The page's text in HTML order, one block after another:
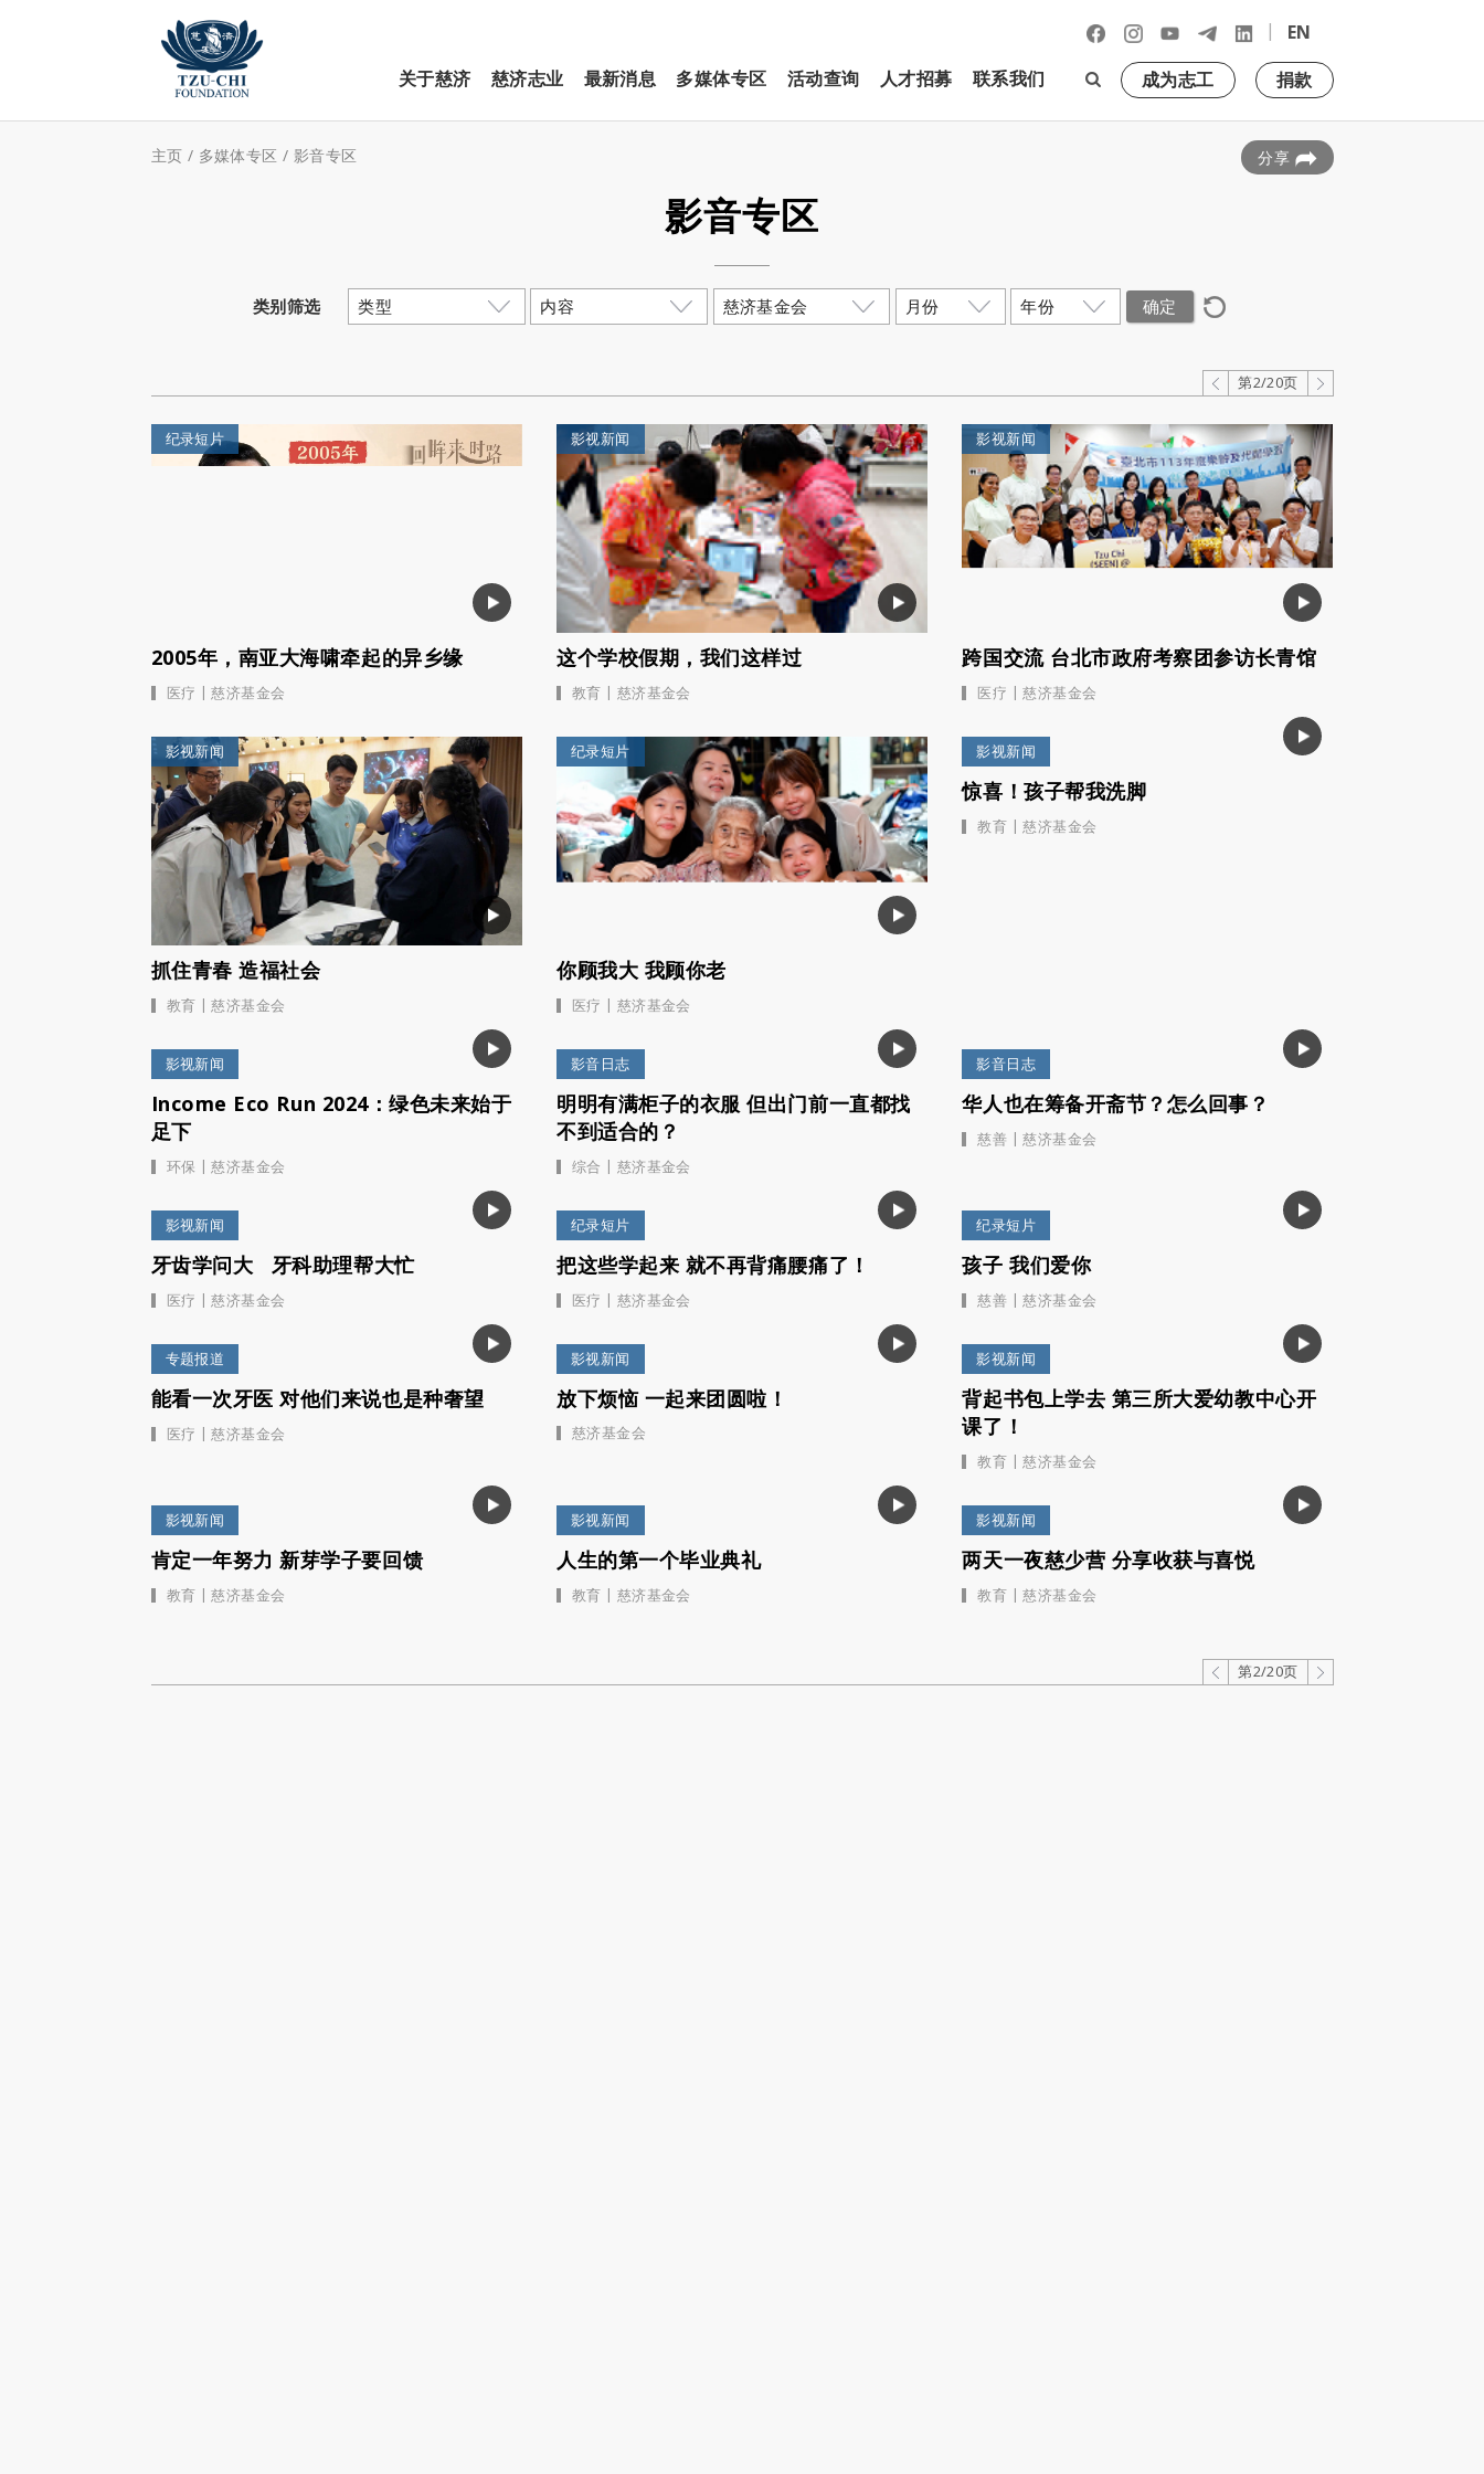
|
EN
关于慈济
慈济志业 最新消息 多媒体专区 活动查询 人才招募 联系我们 成为志工 捐款
主页 / 多媒体专区 / 影音专区 分享
影音专区
类别筛选
第2/20页
纪录短片
2005年，南亚大海啸牵起的异乡缘
医疗 | 慈济基金会
影视新闻
这个学校假期，我们这样过
教育 | 慈济基金会
影视新闻
跨国交流 台北市政府考察团参访长青馆
医疗 | 慈济基金会
影视新闻
抓住青春 造福社会
教育 | 慈济基金会
纪录短片
你顾我大 我顾你老
医疗 | 慈济基金会
影视新闻
惊喜！孩子帮我洗脚
教育 | 慈济基金会
影视新闻
Income Eco Run 2024：绿色未来始于
足下
环保 | 慈济基金会
影音日志
明明有满柜子的衣服 但出门前一直都找
不到适合的？
综合 | 慈济基金会
影音日志
华人也在筹备开斋节？怎么回事？
慈善 | 慈济基金会
影视新闻
牙齿学问大 牙科助理帮大忙
医疗 | 慈济基金会
纪录短片
把这些学起来 就不再背痛腰痛了！
医疗 | 慈济基金会
纪录短片
孩子 我们爱你
慈善 | 慈济基金会
专题报道
能看一次牙医 对他们来说也是种奢望
医疗 | 慈济基金会
影视新闻
放下烦恼 一起来团圆啦！
慈济基金会
影视新闻
背起书包上学去 第三所大爱幼教中心开
课了！
教育 | 慈济基金会
影视新闻
肯定一年努力 新芽学子要回馈
教育 | 慈济基金会
影视新闻
人生的第一个毕业典礼
教育 | 慈济基金会
影视新闻
两天一夜慈少营 分享收获与喜悦
教育 | 慈济基金会
第2/20页